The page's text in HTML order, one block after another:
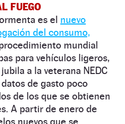
FUEGO
es el nuevo
del consumo,
mundial
para vehículos ligeros,
a la veterana NEDC
de gasto poco
de los que se obtienen
A partir de enero de
nuevos que se